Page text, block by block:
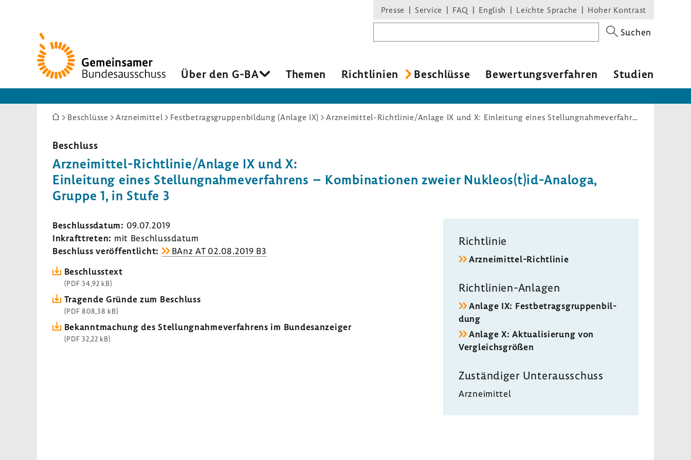
Zur
Startseite
Presse Service FAQ English Leichte Sprache Hoher Kontrast
Suchen
Über den G-BA Themen Richt­li­nien Beschlüsse Bewer­tungs­ver­fahren Studien
Sie
hier:
Beschlüsse Arzneimittel Festbetragsgruppenbildung (Anlage IX) Arzneimittel-Richtlinie/Anlage IX und X: Einleitung eines Stellungnahmeverfahrens – Kombinationen zweier Nukleos(t)id-Analoga, Gruppe 1, in Stufe 3
Beschluss
Arzneimittel-​Richtlinie/Anlage IX und X:
Einlei­tung eines Stel­lung­nah­me­ver­fah­rens – Kombi­na­tionen zweier Nukleos(t)id-​Analoga,
Gruppe 1, in Stufe 3
Beschluss­datum: 09.07.2019
Inkraft­treten: mit Beschluss­datum
Beschluss veröf­fent­licht:
BAnz AT 02.08.2019 B3
Beschluss­text
(PDF 34,92 kB)
Tragende Gründe zum Beschluss
(PDF 808,38 kB)
Bekannt­ma­chung des Stel­lung­nah­me­ver­fah­rens im Bundes­an­zeiger
(PDF 32,22 kB)
Richt­linie
Arzneimittel-​Richtlinie
Richtlinien-​Anlagen
Anlage IX: Fest­be­trags­grup­pen­bil­
dung
Anlage X: Aktua­li­sie­rung von
Vergleichs­größen
Zustän­diger Unter­aus­schuss
Arznei­mittel